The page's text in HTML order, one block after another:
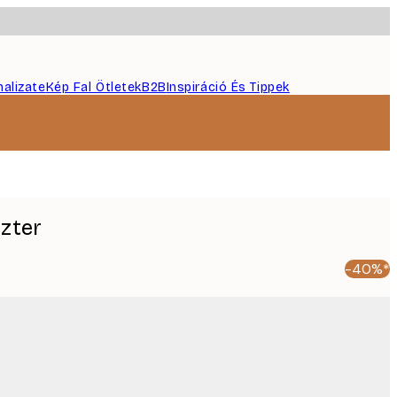
Kép Fal ÖtletekB2BInspiráció És Tippek
-40%*